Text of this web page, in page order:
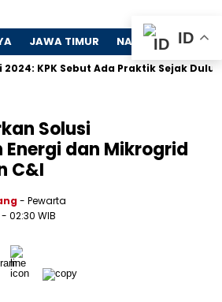
JAWA TIMUR NASIONAL
Sebut Ada Praktik Sejak Dulu
Solusi
dan Mikrogrid
C&I
- Pewarta
- 02:30 WIB
ID